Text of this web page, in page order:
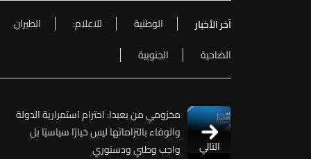
آخر الأخبار الوطنية للاعلام: الطيران
الضاحية
الجنوبية
التالي
مخزومي من بعبدا: احترام استمرارية الدولة
والوفاء بالتزاماتها ليس خيارًا سياسيًا بل
واجب وطني ودستوري